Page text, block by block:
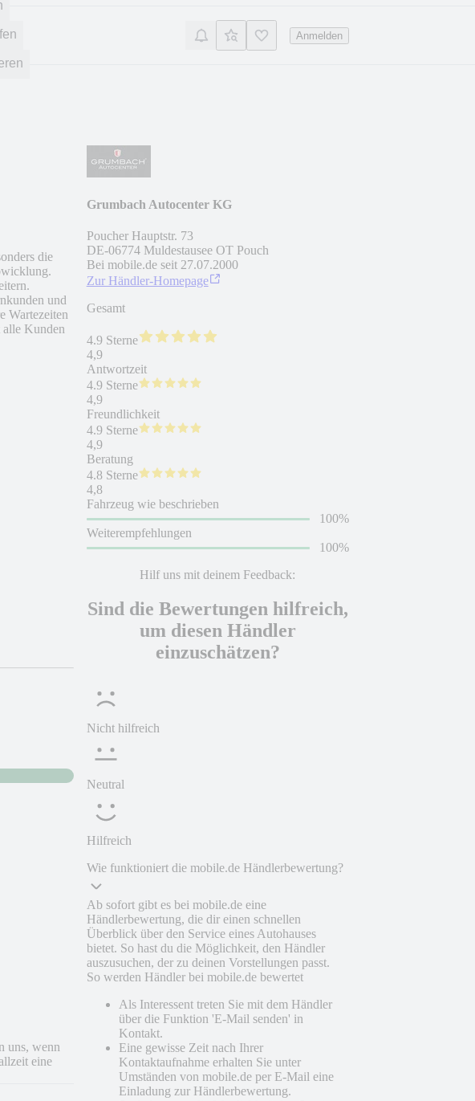
Anmelden
die
und
Wartezeiten
alle Kunden
uns, wenn
eine
Grumbach Autocenter KG
Poucher Hauptstr. 73
DE-06774 Muldestausee OT Pouch
Bei mobile.de seit 27.07.2000
Zur Händler-Homepage
Gesamt
4.9 Sterne
4,9
Antwortzeit
4.9 Sterne
4,9
Freundlichkeit
4.9 Sterne
4,9
Beratung
4.8 Sterne
4,8
Fahrzeug wie beschrieben
100%
Weiterempfehlungen
100%
Hilf uns mit deinem Feedback:
Sind die Bewertungen hilfreich,
um diesen Händler
einzuschätzen?
Nicht hilfreich
Neutral
Hilfreich
Wie funktioniert die mobile.de Händlerbewertung?
Ab sofort gibt es bei mobile.de eine
Händlerbewertung, die dir einen schnellen
Überblick über den Service eines Autohauses
bietet. So hast du die Möglichkeit, den Händler
auszusuchen, der zu deinen Vorstellungen passt.
So werden Händler bei mobile.de bewertet
Als Interessent treten Sie mit dem Händler
über die Funktion 'E-Mail senden' in
Kontakt.
Eine gewisse Zeit nach Ihrer
Kontaktaufnahme erhalten Sie unter
Umständen von mobile.de per E-Mail eine
Einladung zur Händlerbewertung.